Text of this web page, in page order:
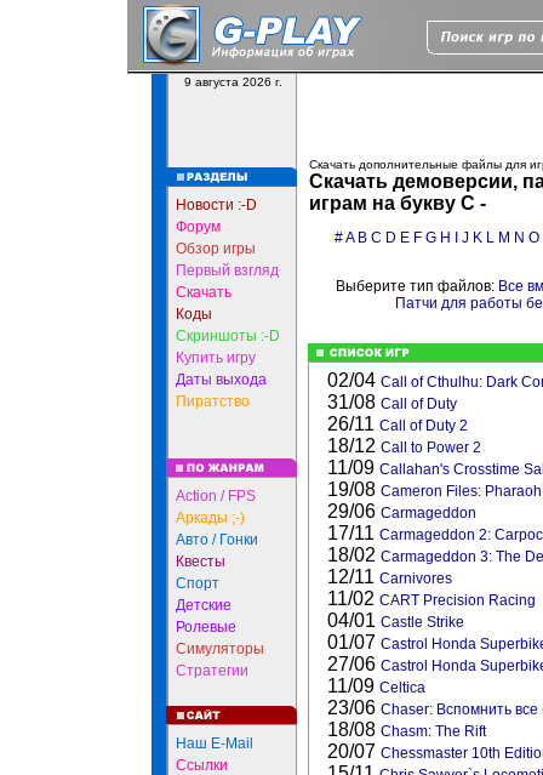
9 августа 2026 г.
Новости :-D
Форум
Обзор игры
Первый взгляд
Скачать
Коды
Скриншоты :-D
Купить игру
Даты выхода
Пиратство
Action / FPS
Аркады ;-)
Авто / Гонки
Квесты
Спорт
Детские
Ролевые
Симуляторы
Стратегии
Наш E-Mail
Ссылки
Скачать дополнительные файлы для
Скачать демоверсии,
играм на букву C -
#A B C D E F G H J K L M N O
Выберите тип файлов: Все
Патчи для работы
02/04 Call of Cthulhu: Dark
31/08 Call of Duty
26/11 Call of Duty 2
18/12 Call to Power 2
11/09 Callahan's Crosstime
19/08 Cameron Files:
29/06 Carmageddon
17/11 Carmageddon 2:
18/02 Carmageddon 3: The
12/11 Carnivores
11/02 CART Precision Racing
04/01 Castle Strike
01/07 Castrol Honda
27/06 Castrol Honda
11/09 Celtica
23/06 Chaser: Вспомнить все
18/08 Chasm: The Rift
20/07 Chessmaster 10th